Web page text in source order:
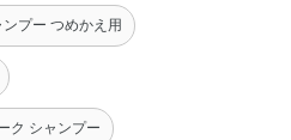
ンプー つめかえ用
ク シャンプー